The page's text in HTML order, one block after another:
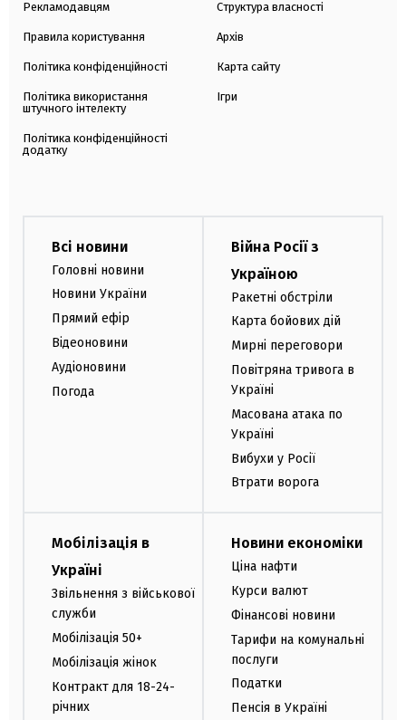
Рекламодавцям
Правила користування
Політика конфіденційності
Політика використання
штучного інтелекту
Політика конфіденційності
додатку
Структура власності
Архів
Карта сайту
Ігри
Всі новини
Головні новини
Новини України
Прямий ефір
Відеоновини
Аудіоновини
Погода
Війна Росії з
Україною
Ракетні обстріли
Карта бойових дій
Мирні переговори
Повітряна тривога в
Україні
Масована атака по
Україні
Вибухи у Росії
Втрати ворога
Мобілізація в
Україні
Звільнення з військової
служби
Мобілізація 50+
Мобілізація жінок
Контракт для 18-24-
річних
Новини економіки
Ціна нафти
Курси валют
Фінансові новини
Тарифи на комунальні
послуги
Податки
Пенсія в Україні